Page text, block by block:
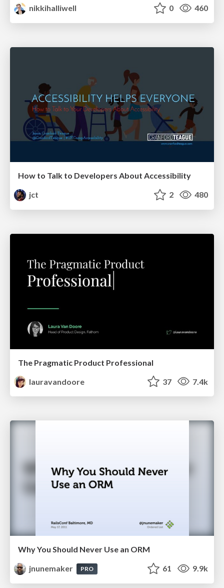
nikkihalliwell
0 460
How to Talk to Developers About Accessibility
jct
2 480
The Pragmatic Product Professional
lauravandoore
37 7.4k
Why You Should Never Use an ORM
jnunemaker
PRO 61 9.9k